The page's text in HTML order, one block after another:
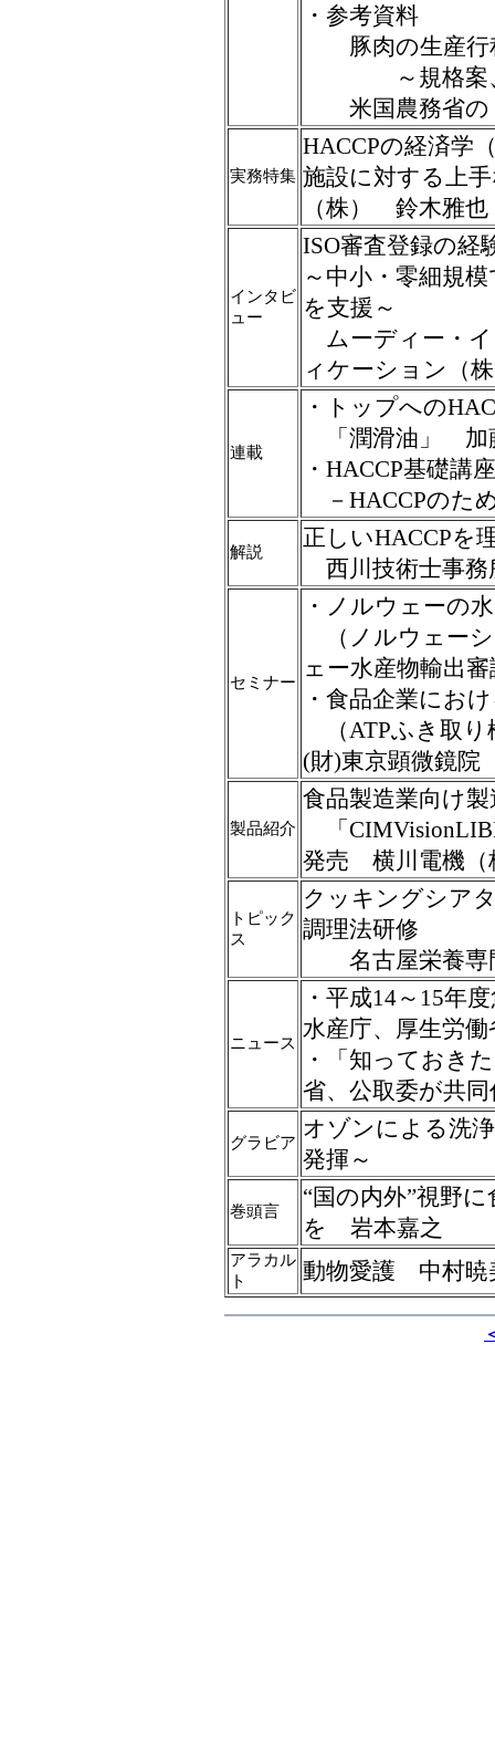
・参考資料
豚肉の生産行
～規格案、6
米国農務省の
実務特集
HACCPの経済学
施設に対する上
（株） 鈴木雅也
インタビ
ュー
ISO審査登録の経
～中小・零細規
を支援～
ムーディー・
ィケーション（
連載
・トップへの
「潤滑油」 加
・HACCP基礎講
－HACCPのた
解説
正しいHACCPを
西川技術士事
セミナー
・ノルウェーの
（ノルウェー
ェー水産物輸出
・食品企業にお
（ATPふき取
(財)東京顕微鏡
製品紹介
食品製造業向け
「
発売 横川電機（
トピック
ス
クッキングシア
調理法研修
名古屋栄養専
ニュース
・平成14～15年
水産庁、厚生労働
・「知っておき
省、公取委が共同
グラビア
オゾンによる洗
発揮～
巻頭言
“国の内外”視野
を 岩本嘉之
アラカル
ト
動物愛護 中村暁